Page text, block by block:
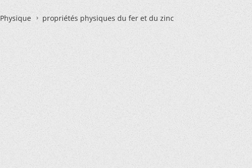
Physique propriétés physiques du fer et du zinc